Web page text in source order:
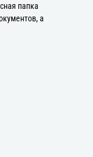
папка
а